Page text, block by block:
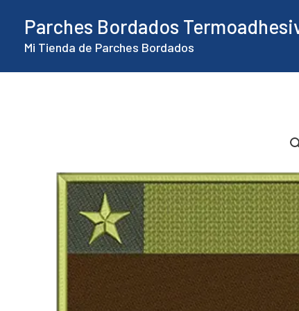
contenido
Parches Bordados
Mi Tienda de Parches Bordados